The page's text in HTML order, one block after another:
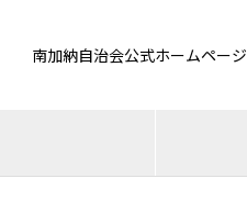
南加納自治会公式ホームペー